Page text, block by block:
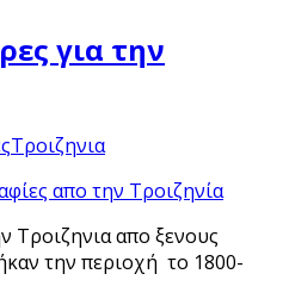
για την
Τροιζηνια
απο την Τροιζηνία
Τροιζηνια απο ξενους
την περιοχή το 1800-